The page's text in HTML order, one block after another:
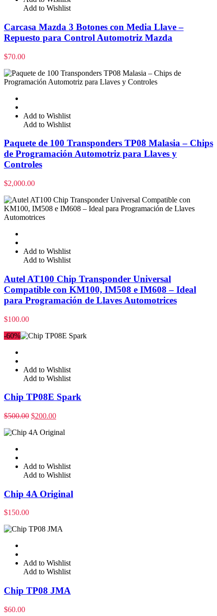
Add to Wishlist
Carcasa Mazda 3 Botones con Media Llave –
Repuesto para Control Automotriz Mazda
$70.00
Add to Wishlist
Add to Wishlist
Paquete de 100 Transponders TP08 Malasia – Chips
de Programación Automotriz para Llaves y
Controles
$2,000.00
Add to Wishlist
Add to Wishlist
Autel AT100 Chip Transponder Universal
Compatible con KM100, IM508 e IM608 – Ideal
para Programación de Llaves Automotrices
$100.00
-60%
Add to Wishlist
Add to Wishlist
Chip TP08E Spark
$500.00 $200.00
Add to Wishlist
Add to Wishlist
Chip 4A Original
$150.00
Add to Wishlist
Add to Wishlist
Chip TP08 JMA
$60.00